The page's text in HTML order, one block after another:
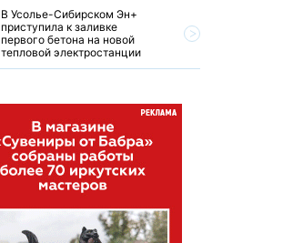
В Усолье-Сибирском Эн+
приступила к заливке
первого бетона на новой
тепловой электростанции